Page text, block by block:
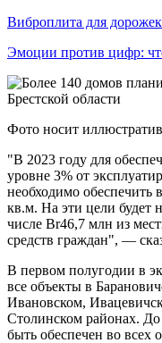
Виброплита для
Эмоции против цифр:
Фото носит
"В 2023 году для
уровне 3% от
необходимо
кв.м. На эти цели будет
числе Br46,7 млн из
средств граждан", —
В первом полугодии в
все объекты в
Ивановском,
Столинском районах. До
быть обеспечен во всех